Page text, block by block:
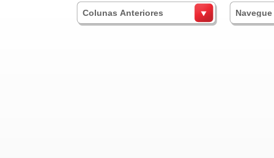
Colunas Anteriores